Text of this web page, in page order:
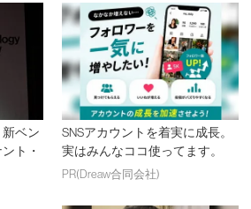
新ベン
ト・
SNSアカウントを着実に成長。
実はみんなココ使ってます。
PR(Dreaw合同会社)